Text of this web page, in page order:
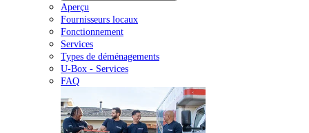
Aperçu
Fournisseurs locaux
Fonctionnement
Services
Types de déménagements
U-Box - Services
FAQ